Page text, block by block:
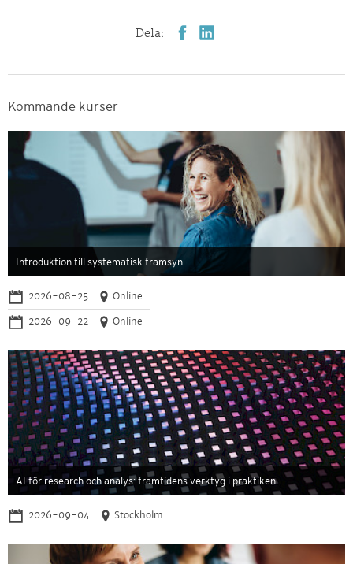
Dela:
Kommande kurser
Introduktion till systematisk framsyn
2026-08-25
Online
2026-09-22
Online
AI för research och analys: framtidens verktyg i praktiken
2026-09-04 Stockholm